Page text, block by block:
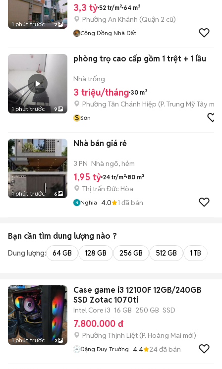
1 phút trước 2
3,3 tỷ 52 tr/m² 64 m²
Phường An Khánh (Quận 2 cũ)
Cộng Đồng Nhà Đất
1 phút trước 9
phòng trọ cao cấp gồm 1 trệt + 1 lầu
Nhà trống
3 triệu/tháng 30 m²
Phường Tân Chánh Hiệp (P. Trung Mỹ Tây mới)
S Sơn
1 phút trước 6
Nhà bán giá rẻ
3 PN Nhà ngõ, hẻm
1,95 tỷ 24 tr/m² 80 m²
Thị trấn Đức Hòa
Nghia 4.0 1 đã bán
Bạn cần tìm dung lượng nào ?
Dung lượng: 64 GB 128 GB 256 GB 512 GB 1 TB
1 phút trước 3
Case game i3 12100F 12GB/240GB
SSD Zotac 1070ti
Intel Core i3 16 GB 250 GB SSD
7.800.000 đ
Phường Thịnh Liệt (P. Hoàng Mai mới)
Đặng Duy Truờng 4.4 24đã bán